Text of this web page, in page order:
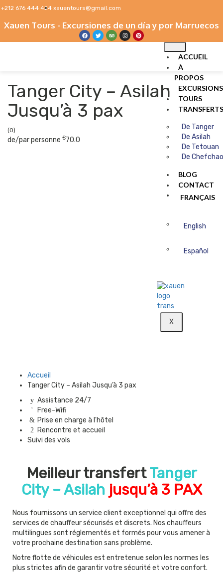
+212 676 444 424 xauentours@gmail.com
Xauen Tours - Excursiones de un día y por Marruecos
ACCUEIL
À
PROPOS
EXCURSIONS
TOURS
TRANSFERTS
De Tanger
De Asilah
De Tetouan
De
BLOG
CONTACT
FRANÇAIS
English
Español
X
Tanger City – Asilah
Jusqu’à 3 pax
(0)
de/par personne €70.0
Accueil
Tanger City – Asilah Jusqu’à 3 pax
Assistance 24/7
Free-Wifi
Prise en charge à l'hôtel
Rencontre et accueil
Suivi des vols
Meilleur transfertTanger
City – Asilah jusqu’à 3 PAX
Nous fournissons un service client exceptionnel qui offre des
services de chauffeur sécurisés et discrets. Nos chauffeurs
multilingues sont réglementés et formés pour vous amener à
votre prochaine destination sans problème.
Notre flotte de véhicules est entretenue selon les normes les
plus strictes afin de garantir votre sécurité et votre confort.